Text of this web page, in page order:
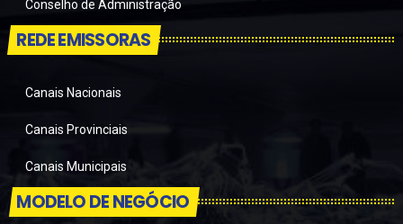
Conselho de Administração
REDE EMISSORAS
Canais Nacionais
Canais Provinciais
Canais Municipais
MODELO DE NEGÓCIO